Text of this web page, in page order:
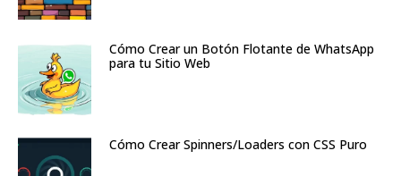
Cómo Crear un Botón Flotante de WhatsApp
para tu Sitio Web
Cómo Crear Spinners/Loaders con CSS Puro